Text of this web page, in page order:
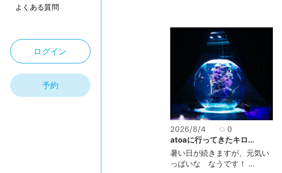
よくある質問
ログイン
予約
2026/8/4
0
atoaに行ってきたキロ...
暑い日が続きますが、元気い
っぱいな なうです！ ...